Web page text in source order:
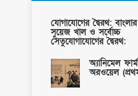
যোগাযোগের দ্বৈরথ:
সুয়েজ খাল ও সর্বোচ্চ
সেতুযোগাযোগের দ্বৈরথ:
অ্যানিমেল
অরওয়েল